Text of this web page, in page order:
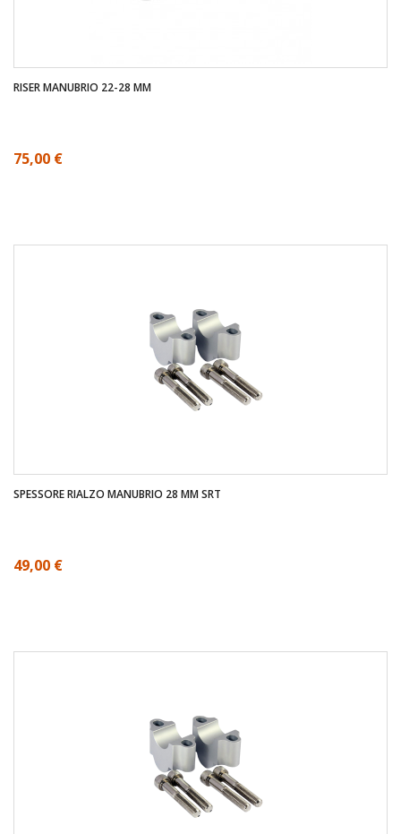
RISER MANUBRIO 22-28 MM
75,00 €
SPESSORE RIALZO MANUBRIO 28 MM SRT
49,00 €